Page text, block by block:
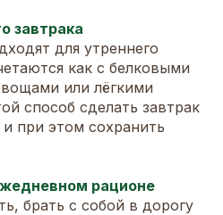
завтрака
для утреннего
как с белковыми
или лёгкими
способ сделать завтрак
при этом сохранить
рационе
брать с собой в дорогу